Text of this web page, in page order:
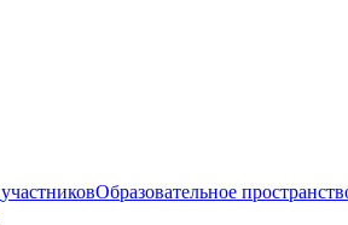
участниковОбразовательное